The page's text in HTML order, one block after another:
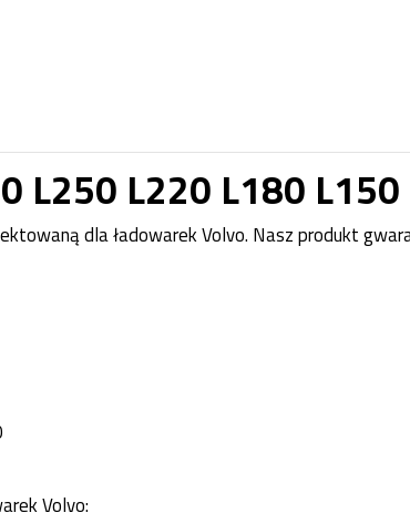
L250 L220 L180
dla ładowarek Volvo. Nasz produkt
Volvo: